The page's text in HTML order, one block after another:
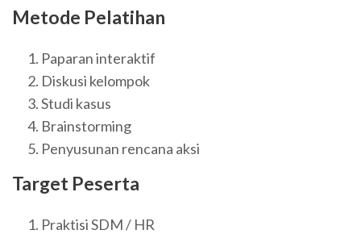
Metode Pelatihan
Paparan interaktif
Diskusi kelompok
Studi kasus
Brainstorming
Penyusunan rencana aksi
Target Peserta
Praktisi SDM / HR